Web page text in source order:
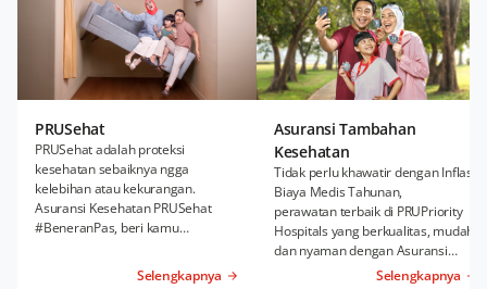
PRUSehat
PRUSehat adalah proteksi
kesehatan sebaiknya ngga
kelebihan atau kekurangan.
Asuransi Kesehatan PRUSehat
#BeneranPas, beri kamu
Rawat Jalan sesuai kebutuhanmu.
Selengkapnya
Asuransi Tambahan
Kesehatan
Tidak perlu khawatir dengan Inflasi
Biaya Medis Tahunan,
perawatan terbaik di PRUPriority
Hospitals yang berkualitas, mudah,
dan nyaman dengan Asuransi
Kesehatan Tambahan PRUWell
Selengkapnya